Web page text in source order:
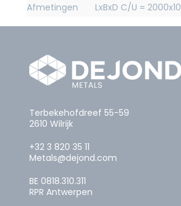
Afmetingen
LxBxD C/U =
Terbekehofdreef 55-59
2610 Wilrijk
+32 3 820 35 11
Metals@dejond.com
BE 0818.310.311
RPR Antwerpen